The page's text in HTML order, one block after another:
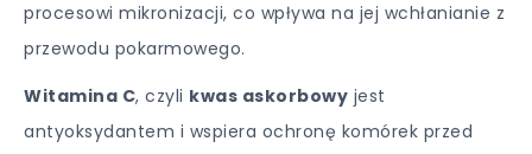
procesowi mikronizacji, co wpływa na jej wchłanianie z
przewodu pokarmowego.
Witamina C, czyli kwas askorbowy jest
antyoksydantem i wspiera ochronę komórek przed